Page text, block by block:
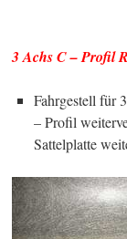
3 Achs C – Profil
Fahrgestell für
– Profil
Sattelplatte